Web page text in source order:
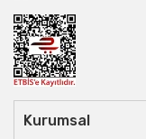
Kurumsal